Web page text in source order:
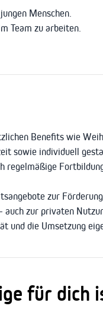
Menschen.
Team zu arbeiten.
Benefits wie
sowie individuell
regelmäßige
zur
zur privaten
und die Umsetzung
für dich